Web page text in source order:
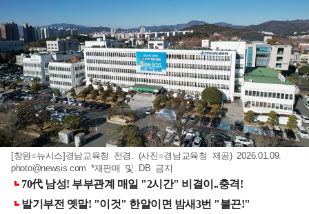
[창원=뉴시스]경남교육청 전경. (사진=경남교육청 제공) 2026.01.09.
photo@newsis.com *재판매 및 DB 금지